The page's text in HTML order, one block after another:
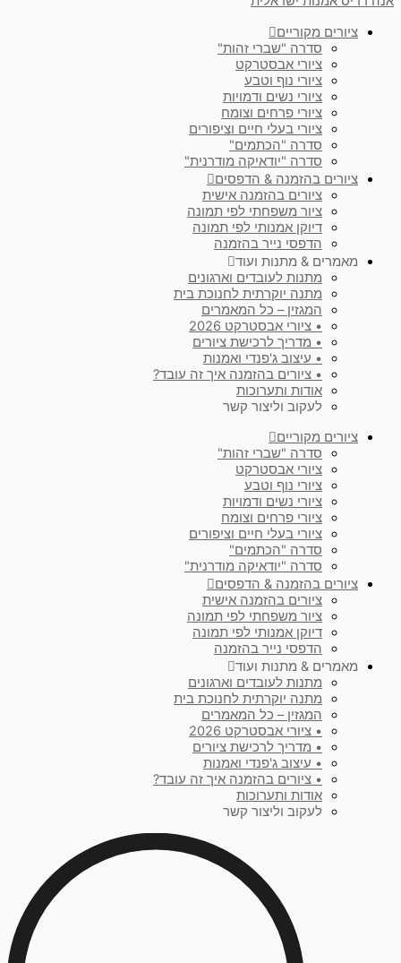
ציורים מקוריים
סדרה "שברי זהות"
ציורי אבסטרקט
ציורי נוף וטבע
ציורי נשים ודמויות
ציורי פרחים וצומח
ציורי בעלי חיים וציפורים
סדרה "הכתמים"
סדרה "יודאיקה מודרנית"
ציורים בהזמנה & הדפסים
ציורים בהזמנה אישית
ציור משפחתי לפי תמונה
דיוקן אמנותי לפי תמונה
הדפסי נייר בהזמנה
מאמרים & מתנות ועוד
מתנות לעובדים וארגונים
מתנה יוקרתית לחנוכת בית
המגזין – כל המאמרים
• ציורי אבסטרקט 2026
• מדריך לרכישת ציורים
• עיצוב ג'פנדי ואמנות
• ציורים בהזמנה איך זה עובד?
אודות ותערוכות
לעקוב וליצור קשר
ציורים מקוריים
סדרה "שברי זהות"
ציורי אבסטרקט
ציורי נוף וטבע
ציורי נשים ודמויות
ציורי פרחים וצומח
ציורי בעלי חיים וציפורים
סדרה "הכתמים"
סדרה "יודאיקה מודרנית"
ציורים בהזמנה & הדפסים
ציורים בהזמנה אישית
ציור משפחתי לפי תמונה
דיוקן אמנותי לפי תמונה
הדפסי נייר בהזמנה
מאמרים & מתנות ועוד
מתנות לעובדים וארגונים
מתנה יוקרתית לחנוכת בית
המגזין – כל המאמרים
• ציורי אבסטרקט 2026
• מדריך לרכישת ציורים
• עיצוב ג'פנדי ואמנות
• ציורים בהזמנה איך זה עובד?
אודות ותערוכות
לעקוב וליצור קשר